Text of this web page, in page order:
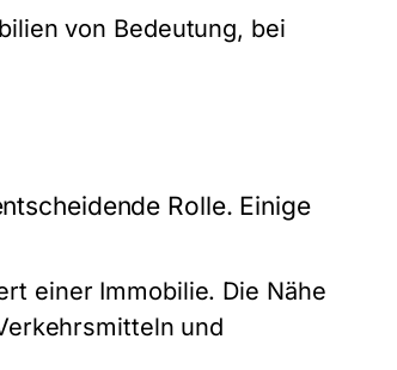
von Bedeutung, bei
Rolle. Einige
einer Immobilie. Die Nähe
und